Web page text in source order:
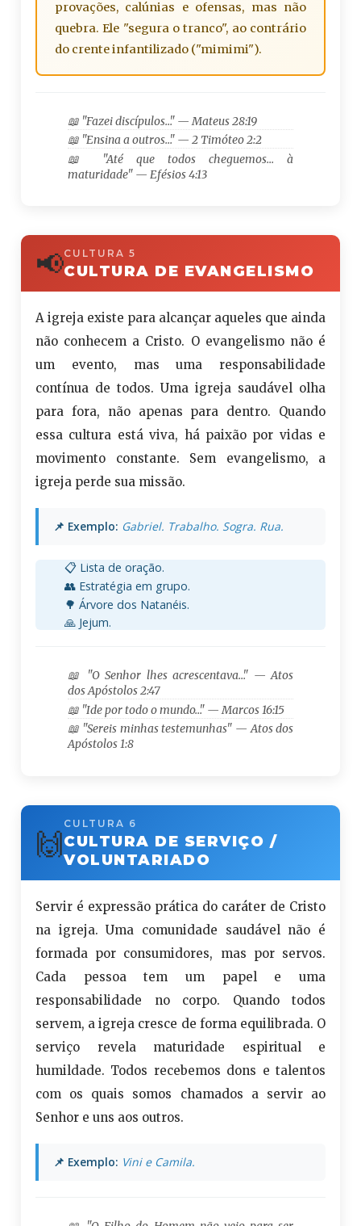
provações, calúnias e ofensas, mas não
quebra. Ele "segura o tranco", ao contrário
do crente infantilizado ("mimimi").
📖 "Fazei discípulos…" — Mateus 28:19
📖 "Ensina a outros…" — 2 Timóteo 2:2
📖 "Até que todos cheguemos… à
maturidade" — Efésios 4:13
📢CULTURA 5
CULTURA DE EVANGELISMO
A igreja existe para alcançar aqueles que ainda
não conhecem a Cristo. O evangelismo não é
um evento, mas uma responsabilidade
contínua de todos. Uma igreja saudável olha
para fora, não apenas para dentro. Quando
essa cultura está viva, há paixão por vidas e
movimento constante. Sem evangelismo, a
igreja perde sua missão.
📌 Exemplo: Gabriel. Trabalho. Sogra. Rua.
📋 Lista de oração.
👥 Estratégia em grupo.
🌳 Árvore dos Natanéis.
🙏 Jejum.
📖 "O Senhor lhes acrescentava…" — Atos
dos Apóstolos 2:47
📖 "Ide por todo o mundo…" — Marcos 16:15
📖 "Sereis minhas testemunhas" — Atos dos
Apóstolos 1:8
🙌
CULTURA 6
CULTURA DE SERVIÇO /
VOLUNTARIADO
Servir é expressão prática do caráter de Cristo
na igreja. Uma comunidade saudável não é
formada por consumidores, mas por servos.
Cada pessoa tem um papel e uma
responsabilidade no corpo. Quando todos
servem, a igreja cresce de forma equilibrada. O
serviço revela maturidade espiritual e
humildade. Todos recebemos dons e talentos
com os quais somos chamados a servir ao
Senhor e uns aos outros.
📌 Exemplo: Vini e Camila.